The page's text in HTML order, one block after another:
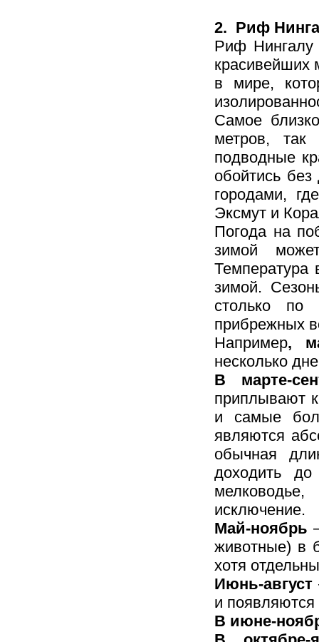
2. Риф
Риф Нингалу
красивейших
в мире,
Самое
метров,
подводные
обойтись
городами,
Эксмут и
Погода на
зимой
Температура
зимой.
столько по
прибрежных
Например,
несколько
В марте-
приплывают
и самые
являются
обычная
доходить
исключение.
Май-ноябрь
животные) в
хотя
Июнь-август
и
В июне-